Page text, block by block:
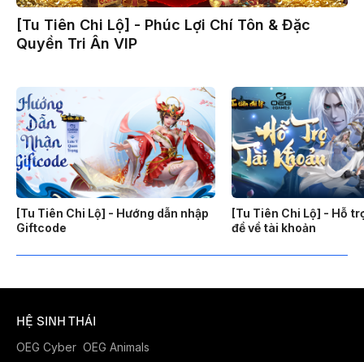
[Tu Tiên Chi Lộ] - Phúc Lợi Chí Tôn & Đặc
Quyền Tri Ân VIP
[Tu Tiên Chi Lộ] - Hướng dẫn nhập
Giftcode
[Tu Tiên Chi Lộ] - Hỗ
đề về tài khoản
HỆ SINH THÁI
OEG Cyber OEG Animals